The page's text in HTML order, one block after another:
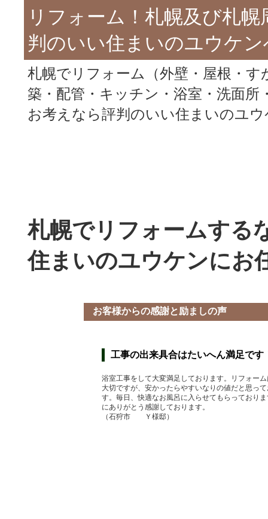
リフォーム！札幌及び札
判のいい住まいのユウケン
札幌でリフォーム（外壁・屋根・
築・配管・キッチン・浴室・洗面所
お考えなら評判のいい住まいのユ
札幌でリフォームする
住まいのユウケンにお
お客様からの感謝と励ましの声
工事の出来具合はたいへん満足です
浴室工事をして大変満足しております。リフォー
大切ですが、安かったらやすいなりの値だと思っ
す。毎日、快適なお風呂に入らせてもらっており
にありがとう感謝しております。
（石狩市 Ｙ様邸）